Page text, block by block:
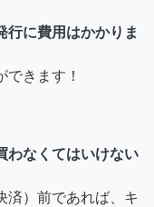
行に費用はかかりま
きます！
わなくてはいけない
済）前であれば、キ